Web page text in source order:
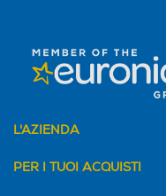
L'AZIENDA
PER I TUOI ACQUISTI